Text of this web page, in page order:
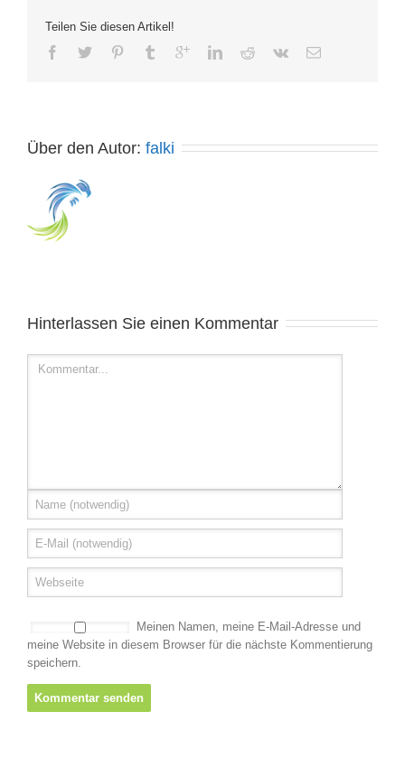
Teilen Sie diesen Artikel!
Über den Autor: falki
Hinterlassen Sie einen Kommentar
Meinen Namen, meine E-Mail-Adresse und
meine Website in diesem Browser für die nächste Kommentierung
speichern.